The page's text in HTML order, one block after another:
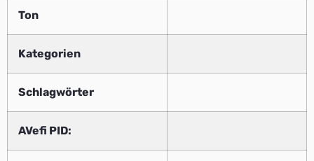
Ton
Kategorien
Schlagwörter
AVefi PID: